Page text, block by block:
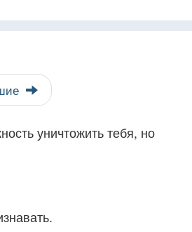
уничтожить тебя, но